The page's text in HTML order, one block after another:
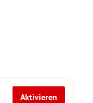
Aktivieren